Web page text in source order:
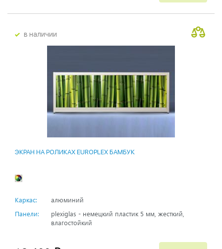
в наличии
ЭКРАН НА РОЛИКАХ EUROPLEX БАМБУК
Каркас:
алюминий
Панели:
plexiglas - немецкий пластик 5 мм, жесткий,
влагостойкий